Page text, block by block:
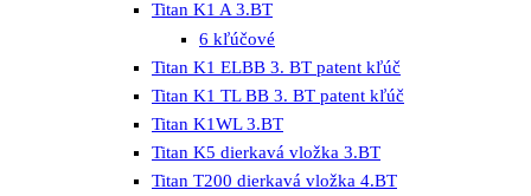
Titan K1 A 3.BT
6 kľúčové
Titan K1 ELBB 3. BT patent kľúč
Titan K1 TL BB 3. BT patent kľúč
Titan K1WL 3.BT
Titan K5 dierkavá vložka 3.BT
Titan T200 dierkavá vložka 4.BT